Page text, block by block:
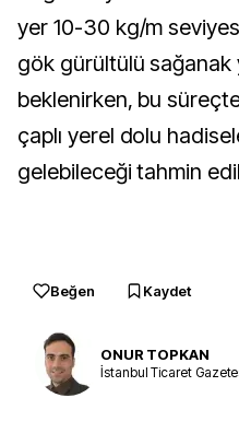
yer 10-30 kg/m
gök gürültülü sağanak
beklenirken, bu
çaplı yerel dolu
gelebileceği tahmin
Beğen Kaydet
ONUR TOPKAN
İstanbul Ticaret